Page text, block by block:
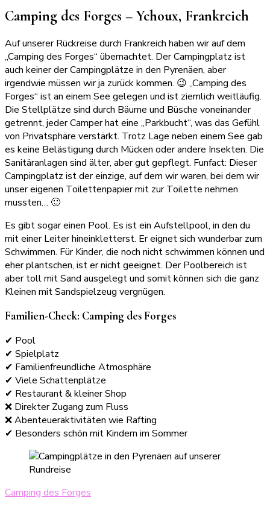
Camping des Forges – Ychoux, Frankreich
Auf unserer Rückreise durch Frankreich haben wir auf dem
„Camping des Forges“ übernachtet. Der Campingplatz ist
auch keiner der Campingplätze in den Pyrenäen, aber
irgendwie müssen wir ja zurück kommen. 😉 „Camping des
Forges“ ist an einem See gelegen und ist ziemlich weitläufig.
Die Stellplätze sind durch Bäume und Büsche voneinander
getrennt, jeder Camper hat eine „Parkbucht“, was das Gefühl
von Privatsphäre verstärkt. Trotz Lage neben einem See gab
es keine Belästigung durch Mücken oder andere Insekten. Die
Sanitäranlagen sind älter, aber gut gepflegt. Funfact: Dieser
Campingplatz ist der einzige, auf dem wir waren, bei dem wir
unser eigenen Toilettenpapier mit zur Toilette nehmen
mussten… 🙂
Es gibt sogar einen Pool. Es ist ein Aufstellpool, in den du
mit einer Leiter hineinkletterst. Er eignet sich wunderbar zum
Schwimmen. Für Kinder, die noch nicht schwimmen können und
eher plantschen, ist er nicht geeignet. Der Poolbereich ist
aber toll mit Sand ausgelegt und somit können sich die ganz
Kleinen mit Sandspielzeug vergnügen.
Familien-Check: Camping des Forges
✔ Pool
✔ Spielplatz
✔ Familienfreundliche Atmosphäre
✔ Viele Schattenplätze
✔ Restaurant & kleiner Shop
❌ Direkter Zugang zum Fluss
❌ Abenteueraktivitäten wie Rafting
✔ Besonders schön mit Kindern im Sommer
Camping des Forges